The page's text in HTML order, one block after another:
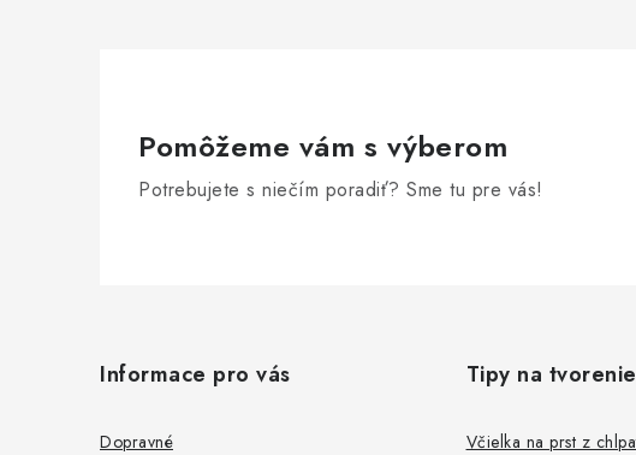
Pomôžeme vám s výberom
Potrebujete s niečím poradiť? Sme tu pre vás!
Informace pro vás
Dopravné
Tipy na tvorenie
Včielka na prst z